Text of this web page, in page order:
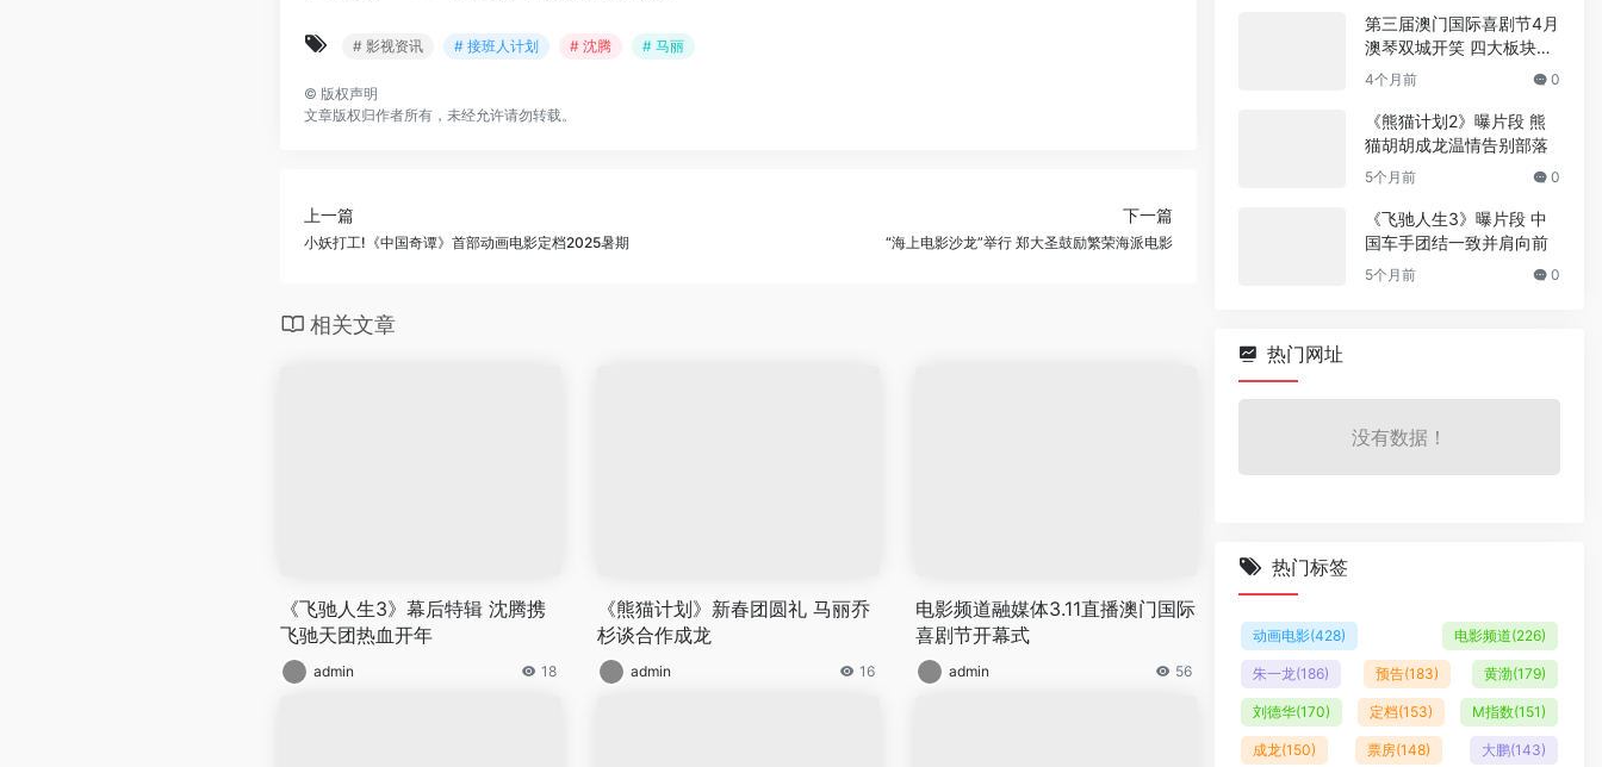
# 影视资讯 # 接班人计划 # 沈腾 # 马丽
© 版权声明
文章版权归作者所有，未经允许请勿转载。
上一篇
小妖打工!《中国奇谭》首部动画电影定档2025暑期
下一篇
“海上电影沙龙”举行 郑大圣鼓励繁荣海派电影
相关文章
《飞驰人生3》幕后特辑 沈腾携
飞驰天团热血开年
admin 18
《熊猫计划》新春团圆礼 马丽乔
杉谈合作成龙
admin 16
电影频道融媒体3.11直播澳门国际
喜剧节开幕式
admin 56
第三届澳门国际喜剧节4月
澳琴双城开笑 四大板块升
级亮相 国际喜剧人齐聚 以
4个月前 0
《熊猫计划2》曝片段 熊
猫胡胡成龙温情告别部落
5个月前 0
《飞驰人生3》曝片段 中
国车手团结一致并肩向前
5个月前 0
热门网址
没有数据！
热门标签
动画电影(428) 电影频道(226)
朱一龙(186) 预告(183) 黄渤(179)
刘德华(170) 定档(153) M指数(151)
成龙(150) 票房(148) 大鹏(143)